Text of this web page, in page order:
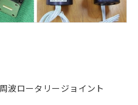
波ロータリージョイント